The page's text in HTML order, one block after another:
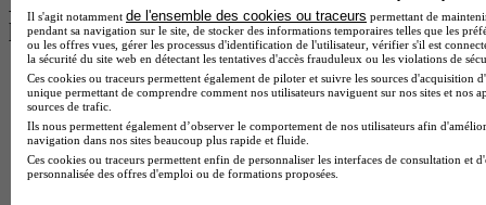
les plus recherchés
BTS Esf en alternance
BTS Dietetique en alternance
BTS Mco en alternance
BTS Pi en alternance
BTS Sp3s en alternance
Master CCA en alternance
Il s'agit notamment de l'ensemble des cookies ou traceurs permettant de
pendant sa navigation sur le site, de stocker des informations temporaires telles que les
ou les offres vues, gérer les processus d'identification de l'utilisateur, vérifier s'il est
la sécurité du site web en détectant les tentatives d'accès frauduleux ou les violations de
Ces cookies ou traceurs permettent également de piloter et suivre les sources d'acquisition
unique permettant de comprendre comment nos utilisateurs naviguent sur nos sites et nos
sources de trafic.
Ils nous permettent également d’observer le comportement de nos utilisateurs afin
navigation dans nos sites beaucoup plus rapide et fluide.
Ces cookies ou traceurs permettent enfin de personnaliser les interfaces de consultation et
personnalisée des offres d'emploi ou de formations proposées.